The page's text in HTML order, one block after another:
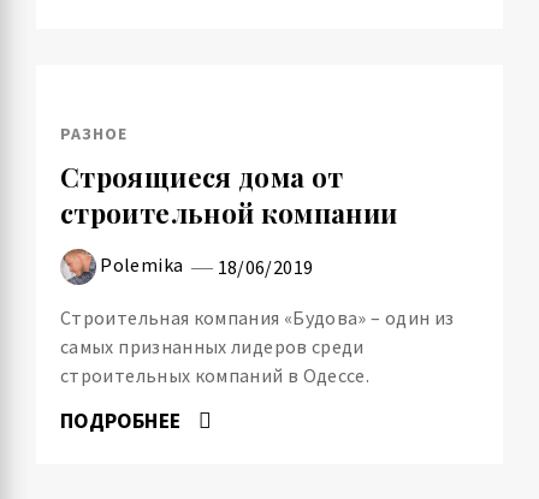
РАЗНОЕ
Строящиеся дома от
строительной компании
Polemika 18/06/2019
Строительная компания «Будова» – один из
самых признанных лидеров среди
строительных компаний в Одессе.
ПОДРОБНЕЕ